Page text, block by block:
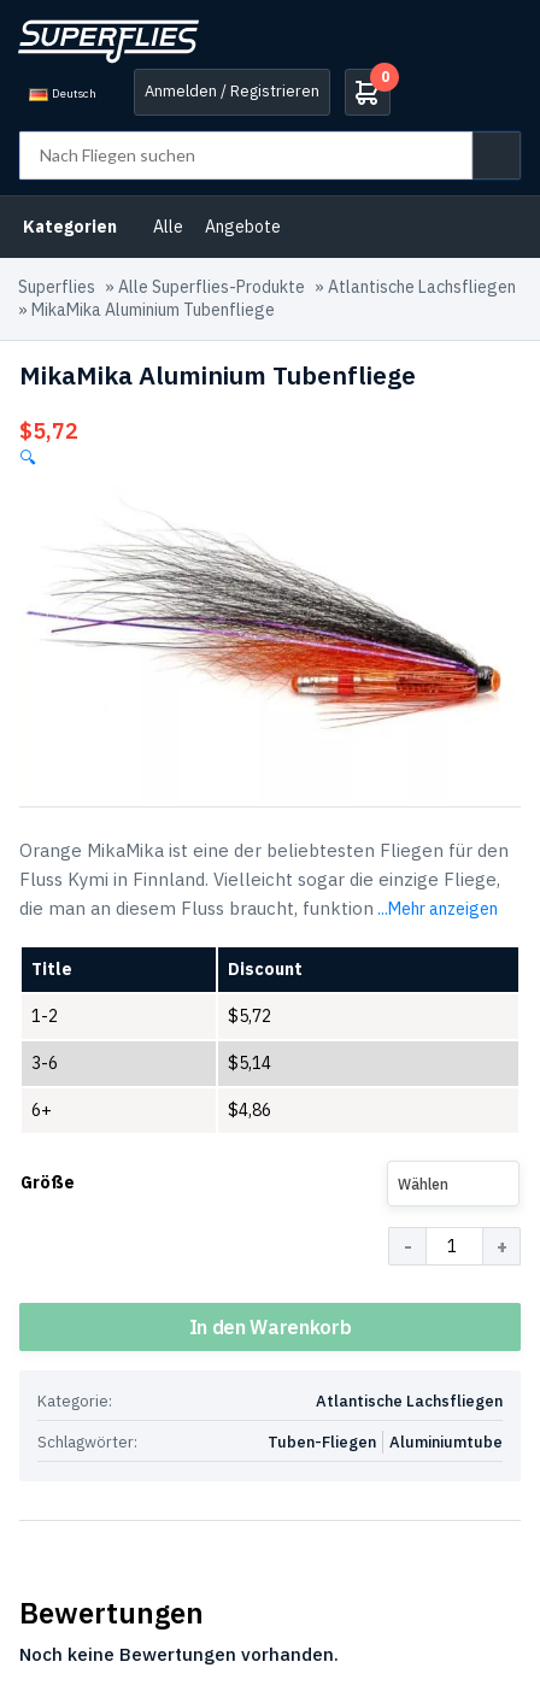
Deutsch Anmelden / Registrieren
0
Kategorien Alle Angebote
Superflies » Alle Superflies-Produkte » Atlantische Lachsfliegen
» MikaMika Aluminium Tubenfliege
MikaMika Aluminium Tubenfliege
$5,72
🔍
Orange MikaMika ist eine der beliebtesten Fliegen für den
Fluss Kymi in Finnland. Vielleicht sogar die einzige Fliege,
die man an diesem Fluss braucht, funktion ...Mehr anzeigen
Title Discount
1-2 $5,72
3-6 $5,14
6+ $4,86
Größe Wählen
In den Warenkorb
Kategorie:
Atlantische Lachsfliegen
Schlagwörter:
Aluminiumtube
Tuben-Fliegen
Bewertungen
Noch keine Bewertungen vorhanden.